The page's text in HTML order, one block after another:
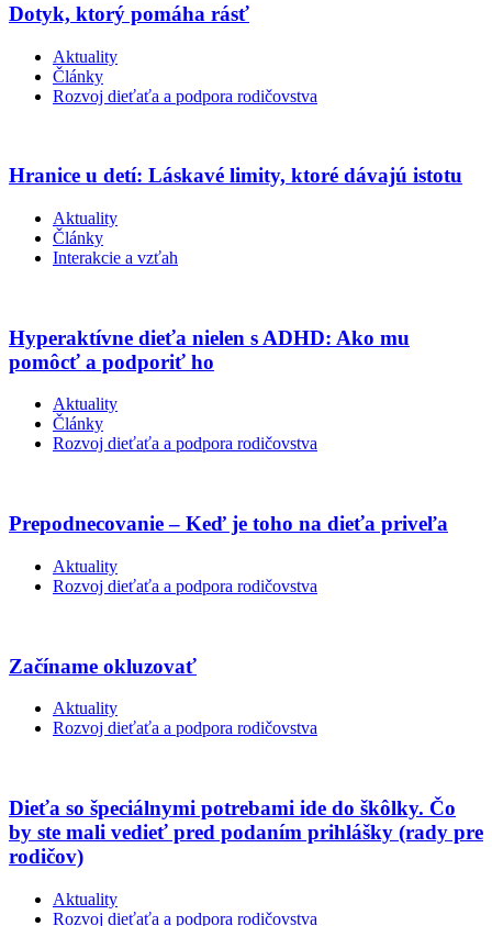
Dotyk, ktorý pomáha rásť
Aktuality
Články
Rozvoj dieťaťa a podpora rodičovstva
Hranice u detí: Láskavé limity, ktoré dávajú istotu
Aktuality
Články
Interakcie a vzťah
Hyperaktívne dieťa nielen s ADHD: Ako mu
pomôcť a podporiť ho
Aktuality
Články
Rozvoj dieťaťa a podpora rodičovstva
Prepodnecovanie – Keď je toho na dieťa priveľa
Aktuality
Rozvoj dieťaťa a podpora rodičovstva
Začíname okluzovať
Aktuality
Rozvoj dieťaťa a podpora rodičovstva
Dieťa so špeciálnymi potrebami ide do škôlky. Čo
by ste mali vedieť pred podaním prihlášky (rady pre
rodičov)
Aktuality
Rozvoj dieťaťa a podpora rodičovstva